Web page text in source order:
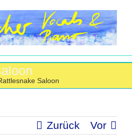
Saloon
Zurück Vor